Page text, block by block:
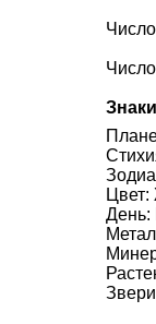
Знаки
Цвет:
День: